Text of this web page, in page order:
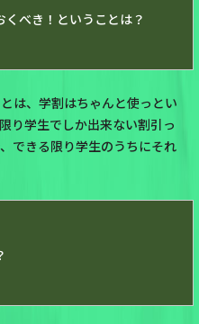
べき！ということは？
は、学割はちゃんと使っとい
り学生でしか出来ない割引っ
できる限り学生のうちにそれ